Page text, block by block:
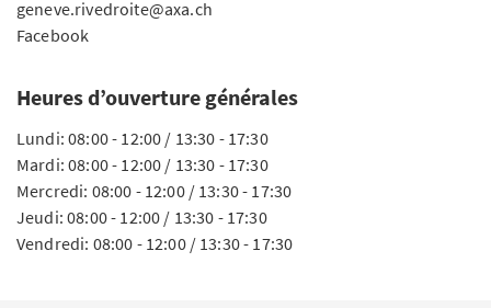
geneve.rivedroite@axa.ch
Facebook
Heures d’ouverture générales
Lundi: 08:00 - 12:00 / 13:30 - 17:30
Mardi: 08:00 - 12:00 / 13:30 - 17:30
Mercredi: 08:00 - 12:00 / 13:30 - 17:30
Jeudi: 08:00 - 12:00 / 13:30 - 17:30
Vendredi: 08:00 - 12:00 / 13:30 - 17:30